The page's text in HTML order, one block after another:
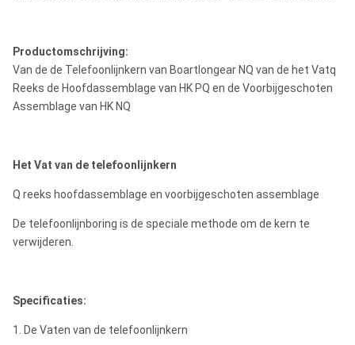
Productomschrijving:
Van de de Telefoonlijnkern van Boartlongear NQ van de het Vatq
Reeks de Hoofdassemblage van HK PQ en de Voorbijgeschoten
Assemblage van HK NQ
Het Vat van de telefoonlijnkern
Q reeks hoofdassemblage en voorbijgeschoten assemblage
De telefoonlijnboring is de speciale methode om de kern te
verwijderen.
Specificaties:
1. De Vaten van de telefoonlijnkern